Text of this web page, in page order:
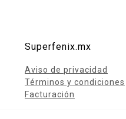
Superfenix.mx
Aviso de privacidad
Términos y condiciones
Facturación